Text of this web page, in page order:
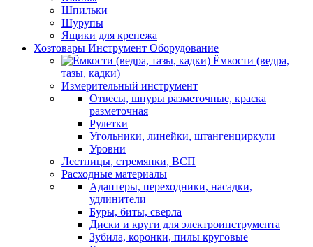
Шпильки
Шурупы
Ящики для крепежа
Хозтовары Инструмент Оборудование
Ёмкости (ведра,
тазы, кадки)
Измерительный инструмент
Отвесы, шнуры разметочные, краска
разметочная
Рулетки
Угольники, линейки, штангенциркули
Уровни
Лестницы, стремянки, ВСП
Расходные материалы
Адаптеры, переходники, насадки,
удлинители
Буры, биты, сверла
Диски и круги для электроинструмента
Зубила, коронки, пилы круговые